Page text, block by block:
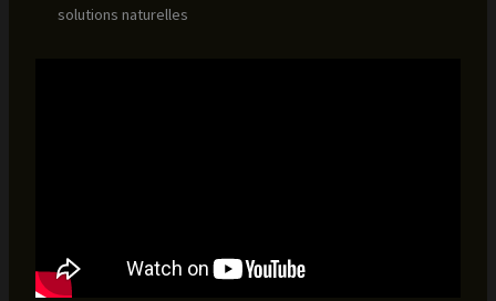
solutions naturelles